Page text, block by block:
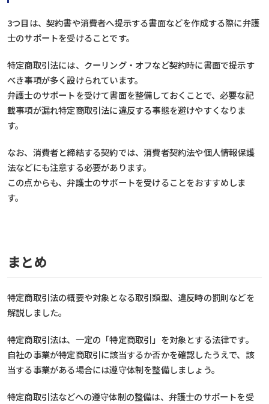
3つ目は、契約書や消費者へ提示する書面などを作成する際に弁護
士のサポートを受けることです。
特定商取引法には、クーリング・オフなど契約時に書面で提示す
べき事項が多く設けられています。
弁護士のサポートを受けて書面を整備しておくことで、必要な記
載事項が漏れ特定商取引法に違反する事態を避けやすくなりま
す。
なお、消費者と締結する契約では、消費者契約法や個人情報保護
法などにも注意する必要があります。
この点からも、弁護士のサポートを受けることをおすすめしま
す。
まとめ
特定商取引法の概要や対象となる取引類型、違反時の罰則などを
解説しました。
特定商取引法は、一定の「特定商取引」を対象とする法律です。
自社の事業が特定商取引に該当するか否かを確認したうえで、該
当する事業がある場合には遵守体制を整備しましょう。
特定商取引法などへの遵守体制の整備は、弁護士のサポートを受